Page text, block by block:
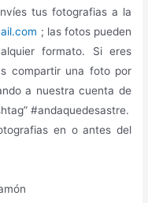
tus fotografias a la
; las fotos pueden
formato. Si eres
compartir una foto por
a nuestra cuenta de
#andaquedesastre.
en o antes del